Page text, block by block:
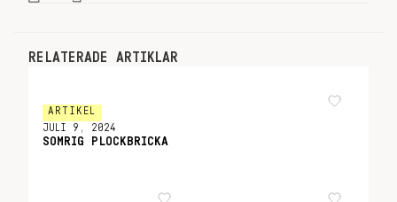
RELATERADE ARTIKLAR
ARTIKEL
JULI 9, 2024
SOMRIG PLOCKBRICKA